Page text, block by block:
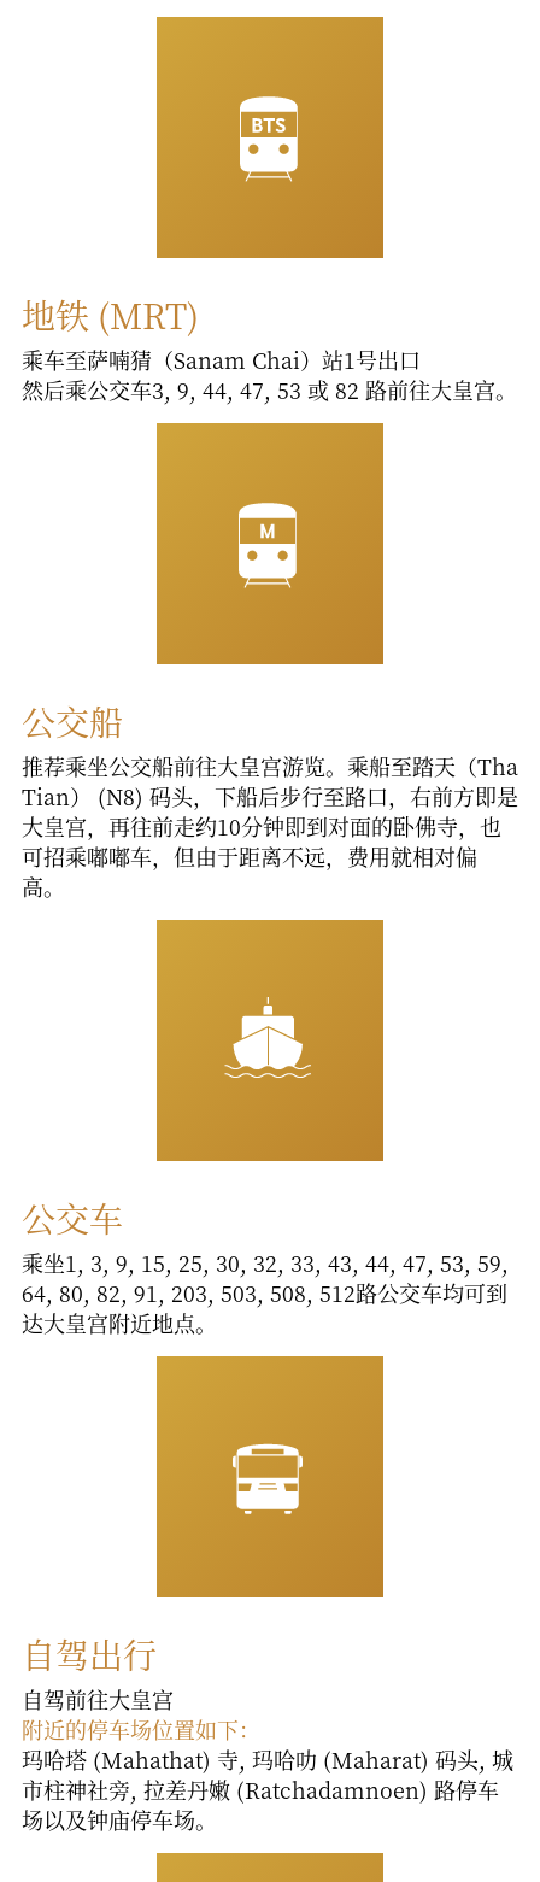
地铁 (MRT)
乘车至萨喃猜（Sanam Chai）站1号出口
然后乘公交车3, 9, 44, 47, 53 或 82 路前往大皇宫。
公交船
推荐乘坐公交船前往大皇宫游览。乘船至踏天（Tha
Tian） (N8) 码头，下船后步行至路口，右前方即是
大皇宫，再往前走约10分钟即到对面的卧佛寺，也
可招乘嘟嘟车，但由于距离不远，费用就相对偏
高。
公交车
乘坐1, 3, 9, 15, 25, 30, 32, 33, 43, 44, 47, 53, 59,
64, 80, 82, 91, 203, 503, 508, 512路公交车均可到
达大皇宫附近地点。
自驾出行
自驾前往大皇宫
附近的停车场位置如下：
玛哈塔 (Mahathat) 寺, 玛哈叻 (Maharat) 码头, 城
市柱神社旁, 拉差丹嫩 (Ratchadamnoen) 路停车
场以及钟庙停车场。